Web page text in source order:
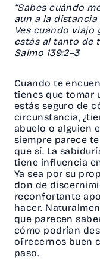
“Sabes cuándo
aun a la distancia
Ves cuando viajo
estás al tanto de
Salmo 139:2–3
Cuando te
tienes que tomar
estás seguro de
circunstancia,
abuelo o alguien
siempre parece
que sí. La
tiene influencia
Ya sea por su
don de
reconfortante
hacer.
que parecen
cómo podrían
ofrecernos buen
paso.